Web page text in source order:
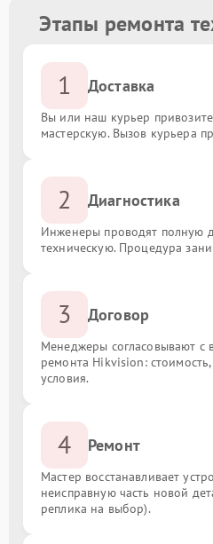
Этапы ремонта
1 Доставка
Вы или наш курьер
мастерскую. Вызов курьера
2 Диагностика
Инженеры проводят полную
техническую. Процедура
3 Договор
Менеджеры согласовывают с
ремонта Hikvision:
условия.
4 Ремонт
Мастер восстанавливает
неисправную часть новой
реплика на выбор).